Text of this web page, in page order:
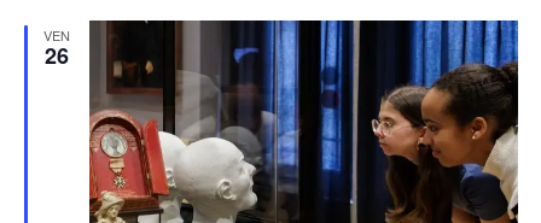
VEN
26